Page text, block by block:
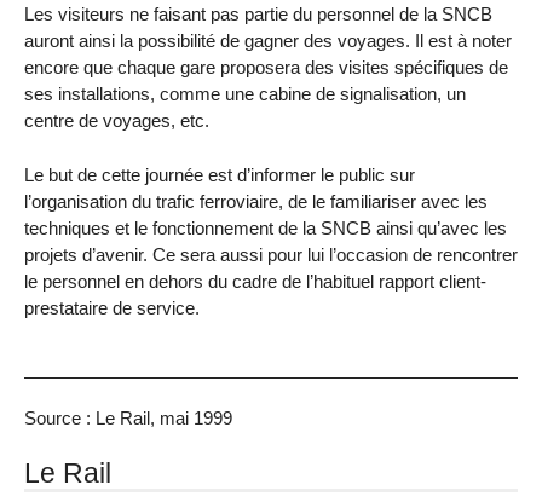
Les visiteurs ne faisant pas partie du personnel de la SNCB
auront ainsi la possibilité de gagner des voyages. Il est à noter
encore que chaque gare proposera des visites spécifiques de
ses installations, comme une cabine de signalisation, un
centre de voyages, etc.
Le but de cette journée est d’informer le public sur
l’organisation du trafic ferroviaire, de le familiariser avec les
techniques et le fonctionnement de la SNCB ainsi qu’avec les
projets d’avenir. Ce sera aussi pour lui l’occasion de rencontrer
le personnel en dehors du cadre de l’habituel rapport client-
prestataire de service.
Source : Le Rail, mai 1999
Le Rail